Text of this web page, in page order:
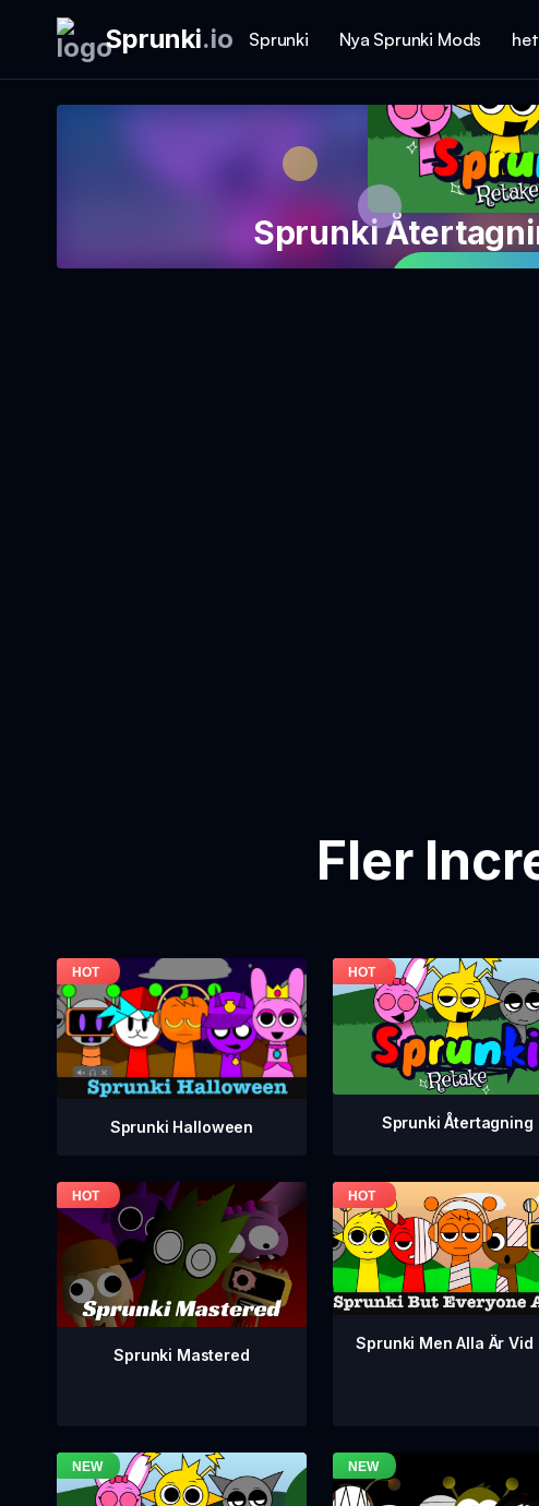
Sprunki.io Sprunki Nya Sprunki Mods
Sprunki
Fler
Sprunki Halloween Sprunki Återtagning
Sprunki Mastered
Sprunki Men Alla Är Vid